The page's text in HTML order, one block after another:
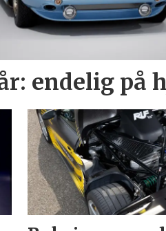
endelig på